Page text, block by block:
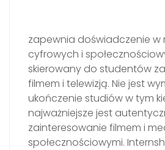
zapewnia doświadczenie w
cyfrowych i
skierowany do studentów
filmem i telewizją. Nie jest
ukończenie studiów w tym
najważniejsze jest
zainteresowanie filmem i
społecznościowymi.